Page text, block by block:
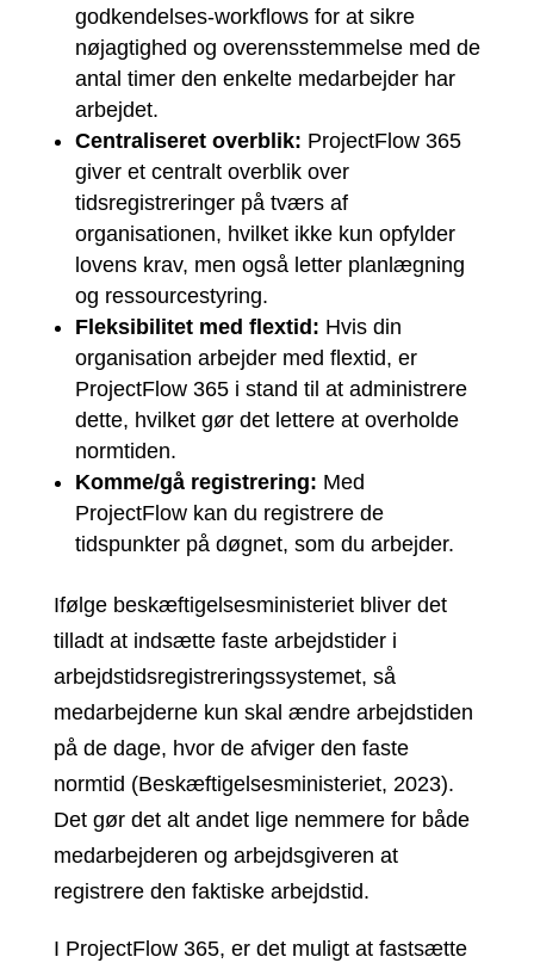
godkendelses-workflows for at sikre
nøjagtighed og overensstemmelse med de
antal timer den enkelte medarbejder har
arbejdet.
Centraliseret overblik: ProjectFlow 365
giver et centralt overblik over
tidsregistreringer på tværs af
organisationen, hvilket ikke kun opfylder
lovens krav, men også letter planlægning
og ressourcestyring.
Fleksibilitet med flextid: Hvis din
organisation arbejder med flextid, er
ProjectFlow 365 i stand til at administrere
dette, hvilket gør det lettere at overholde
normtiden.
Komme/gå registrering: Med
ProjectFlow kan du registrere de
tidspunkter på døgnet, som du arbejder.
Ifølge beskæftigelsesministeriet bliver det
tilladt at indsætte faste arbejdstider i
arbejdstidsregistreringssystemet, så
medarbejderne kun skal ændre arbejdstiden
på de dage, hvor de afviger den faste
normtid (Beskæftigelsesministeriet, 2023).
Det gør det alt andet lige nemmere for både
medarbejderen og arbejdsgiveren at
registrere den faktiske arbejdstid.
I ProjectFlow 365, er det muligt at fastsætte